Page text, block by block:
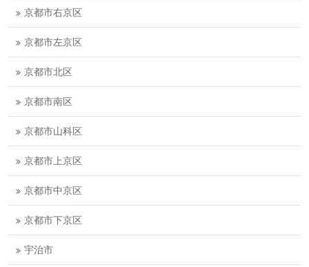
京都市右京区
京都市左京区
京都市北区
京都市南区
京都市山科区
京都市上京区
京都市中京区
京都市下京区
宇治市